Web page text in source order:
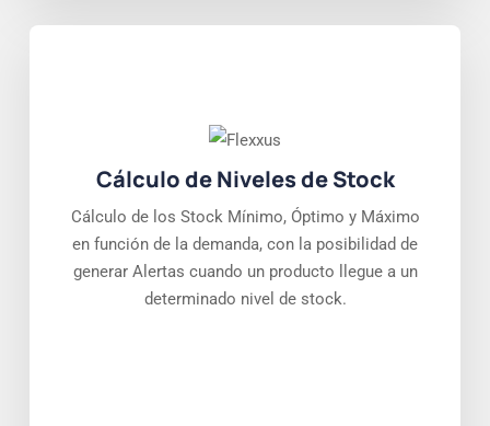
Cálculo de Niveles de Stock
Cálculo de los Stock Mínimo, Óptimo y Máximo
en función de la demanda, con la posibilidad de
generar Alertas cuando un producto llegue a un
determinado nivel de stock.